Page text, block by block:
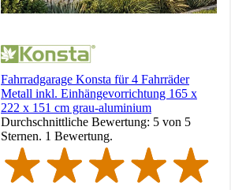
Fahrradgarage Konsta für 4 Fahrräder
Metall inkl. Einhängevorrichtung 165 x
222 x 151 cm grau-aluminium
Durchschnittliche Bewertung: 5 von 5
Sternen. 1 Bewertung.